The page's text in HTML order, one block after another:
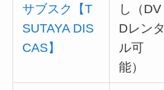
サブスク【T
SUTAYA DIS
CAS】
し（DV
Dレンタ
ル可
能）